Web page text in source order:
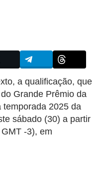
a qualificação, que
Grande Prêmio da
temporada 2025 da
sábado (30) a partir
-3), em